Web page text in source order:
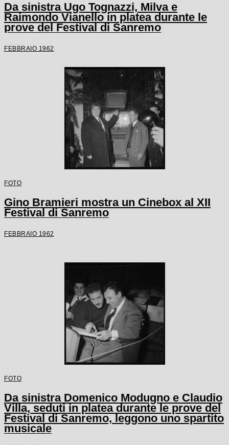
Da sinistra Ugo Tognazzi, Milva e
Raimondo Vianello in platea durante le
prove del Festival di Sanremo
FEBBRAIO 1962
FOTO
Gino Bramieri mostra un Cinebox al XII
Festival di Sanremo
FEBBRAIO 1962
FOTO
Da sinistra Domenico Modugno e Claudio
Villa, seduti in platea durante le prove del
Festival di Sanremo, leggono uno spartito
musicale